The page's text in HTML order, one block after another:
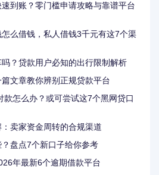
到账？零门槛申请攻略与靠谱平台
么借钱，私人借钱3千元有这7个渠
？贷款用户必知的出行限制解析
文章教你辨别正规贷款平台
款怎么办？或可尝试这7个黑网贷口
卖家资金周转的合规渠道
盘点7个新口子给你参考
年最新6个逾期借款平台